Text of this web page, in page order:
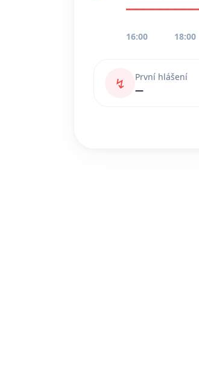
16:00 18:00
↯
První hlášení
—